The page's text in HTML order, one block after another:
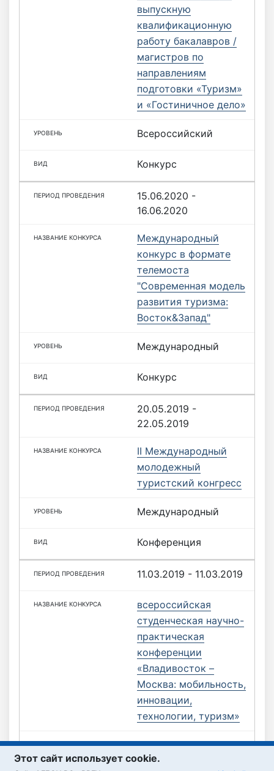
выпускную
квалификационную
работу бакалавров /
магистров по
направлениям
подготовки «Туризм»
и «Гостиничное дело»
Всероссийский
Конкурс
15.06.2020 -
16.06.2020
Международный
конкурс в формате
телемоста
"Современная модель
развития туризма:
Восток&Запад"
Международный
Конкурс
20.05.2019 -
22.05.2019
II Международный
молодежный
туристский конгресс
Международный
Конференция
11.03.2019 - 11.03.2019
всероссийская
студенческая научно-
практическая
конференции
«Владивосток –
Москва: мобильность,
инновации,
технологии, туризм»
Всероссийский
Этот сайт использует cookie.